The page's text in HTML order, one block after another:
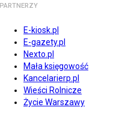
PARTNERZY
E-kiosk.pl
E-gazety.pl
Nexto.pl
Mała księgowość
Kancelarierp.pl
Wieści Rolnicze
Życie Warszawy